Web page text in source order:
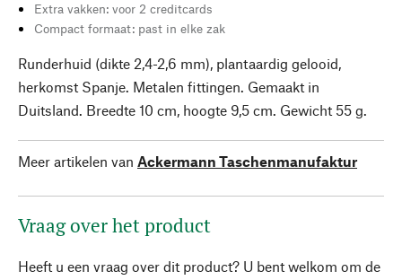
Extra vakken: voor 2 creditcards
Compact formaat: past in elke zak
Runderhuid (dikte 2,4-2,6 mm), plantaardig gelooid,
herkomst Spanje. Metalen fittingen. Gemaakt in
Duitsland. Breedte 10 cm, hoogte 9,5 cm. Gewicht 55 g.
Meer artikelen van Ackermann Taschenmanufaktur
Vraag over het product
Heeft u een vraag over dit product? U bent welkom om de